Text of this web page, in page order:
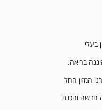
בעלי
בריאה.
המזון החל
חדשה והכנת